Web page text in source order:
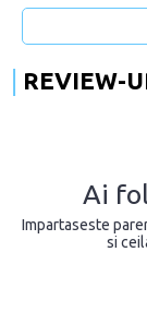
REVIEW-
Ai
Impartaseste
si